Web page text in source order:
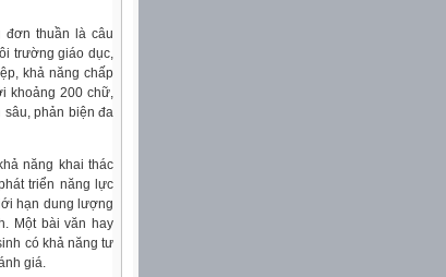
đơn thuần là câu
trường giáo dục,
khả năng chấp
khoảng 200 chữ,
sâu, phản biện đa
năng khai thác
triển năng lực
hạn dung lượng
Một bài văn hay
có khả năng tư
giá.